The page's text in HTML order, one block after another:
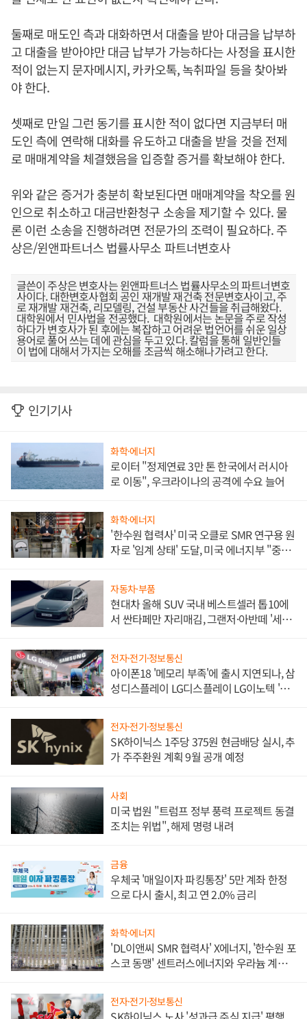
둘째로 매도인 측과 대화하면서 대출을 받아 대금을 납부하
고 대출을 받아야만 대금 납부가 가능하다는 사정을 표시한
적이 없는지 문자메시지, 카카오톡, 녹취파일 등을 찾아봐
야 한다.
셋째로 만일 그런 동기를 표시한 적이 없다면 지금부터 매
도인 측에 연락해 대화를 유도하고 대출을 받을 것을 전제
로 매매계약을 체결했음을 입증할 증거를 확보해야 한다.
위와 같은 증거가 충분히 확보된다면 매매계약을 착오를 원
인으로 취소하고 대금반환청구 소송을 제기할 수 있다. 물
론 이런 소송을 진행하려면 전문가의 조력이 필요하다. 주
상은/윈앤파트너스 법률사무소 파트너변호사
글쓴이 주상은 변호사는 윈앤파트너스 법률사무소의 파트너변호
사이다. 대한변호사협회 공인 재개발 재건축 전문변호사이고, 주
로 재개발 재건축, 리모델링, 건설 부동산 사건들을 취급해왔다.
대학원에서 민사법을 전공했다. 대학원에서는 논문을 주로 작성
하다가 변호사가 된 후에는 복잡하고 어려운 법언어를 쉬운 일상
용어로 풀어 쓰는 데에 관심을 두고 있다. 칼럼을 통해 일반인들
이 법에 대해서 가지는 오해를 조금씩 해소해나가려고 한다.
인기기사
화학·에너지
로이터 "정제연료 3만 톤 한국에서 러시아
로 이동", 우크라이나의 공격에 수요 늘어
화학·에너지
'한수원 협력사' 미국 오클로 SMR 연구용 원
자로 '임계 상태' 도달, 미국 에너지부 "중요
자동차·부품
현대차 올해 SUV 국내 베스트셀러 톱10에
서 싼타페만 자리매김, 그랜저·아반떼 '세단
전자·전기·정보통신
아이폰18 '메모리 부족'에 출시 지연되나, 삼
성디스플레이 LG디스플레이 LG이노텍 '탈
전자·전기·정보통신
SK하이닉스 1주당 375원 현금배당 실시, 추
가 주주환원 계획 9월 공개 예정
사회
미국 법원 "트럼프 정부 풍력 프로젝트 동결
조치는 위법", 해제 명령 내려
금융
우체국 '매일이자 파킹통장' 5만 계좌 한정
으로 다시 출시, 최고 연 2.0% 금리
화학·에너지
'DL이앤씨 SMR 협력사' X에너지, '한수원 포
스코 동맹' 센트러스에너지와 우라늄 계약
전자·전기·정보통신